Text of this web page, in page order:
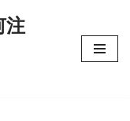
注